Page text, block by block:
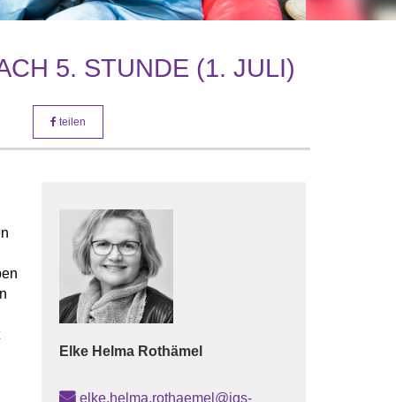
5. STUNDE (1. JULI)
teilen
Elke Helma Rothämel
elke.helma.rothaemel@igs-